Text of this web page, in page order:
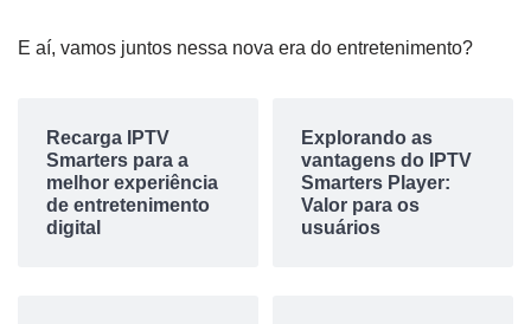
E aí, vamos juntos nessa nova era do entretenimento?
Recarga IPTV
Smarters para a
melhor experiência
de entretenimento
digital
Explorando as
vantagens do IPTV
Smarters Player:
Valor para os
usuários